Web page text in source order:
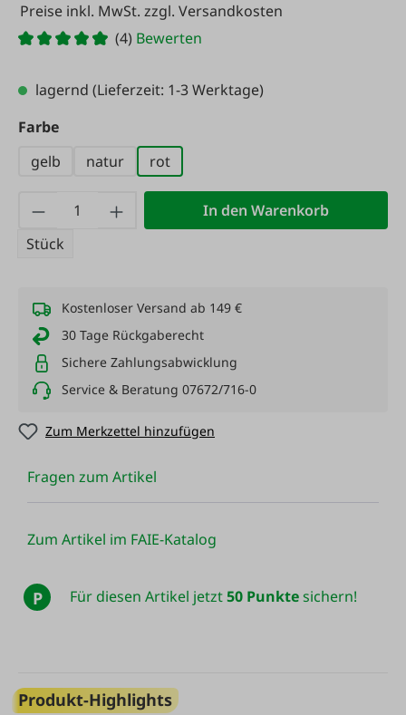
Preise inkl. MwSt. zzgl. Versandkosten
(4) Bewerten
lagernd (Lieferzeit: 1-3 Werktage)
Farbeauswählen
gelb
natur rot
Produkt Anzahl: Gib den gewünschten
Stück
In den Warenkorb
Kostenloser Versand ab 149 €
30 Tage Rückgaberecht
Sichere Zahlungsabwicklung
Service & Beratung 07672/716-0
Zum Merkzettel hinzufügen
Fragen zum Artikel
Zum Artikel im FAIE-Katalog
P Für diesen Artikel jetzt50 Punktesichern!
Produkt-Highlights